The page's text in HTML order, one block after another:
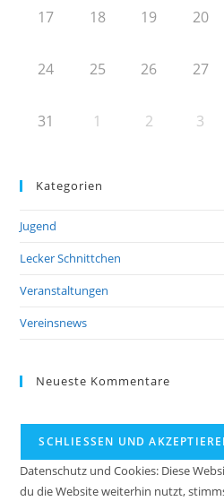
17 18 19 20
24 25 26 27
31 1 2 3
Kategorien
Jugend
Lecker Schnittchen
Veranstaltungen
Vereinsnews
Neueste Kommentare
Datenschutz und Cookies: Diese
du die Website weiterhin nutzt,